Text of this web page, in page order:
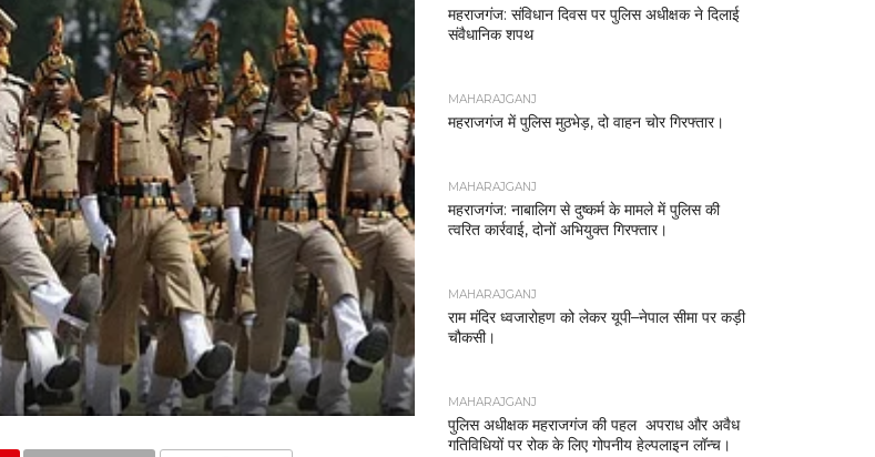
महराजगंज: संविधान दिवस पर पुलिस अधीक्षक ने दिलाई
संवैधानिक शपथ
MAHARAJGANJ
महराजगंज में पुलिस मुठभेड़, दो वाहन चोर गिरफ्तार।
MAHARAJGANJ
महराजगंज: नाबालिग से दुष्कर्म के मामले में पुलिस की
त्वरित कार्रवाई, दोनों अभियुक्त गिरफ्तार।
MAHARAJGANJ
राम मंदिर ध्वजारोहण को लेकर यूपी–नेपाल सीमा पर कड़ी
चौकसी।
MAHARAJGANJ
पुलिस अधीक्षक महराजगंज की पहल अपराध और अवैध
गतिविधियों पर रोक के लिए गोपनीय हेल्पलाइन लॉन्च।